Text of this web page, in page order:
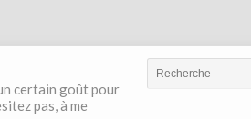
certain goût pour
pas, à me